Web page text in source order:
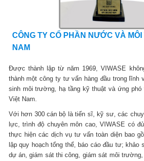
CÔNG TY CỔ PHẦN NƯỚC VÀ
NAM
Được thành lập từ năm 1969, VIWASE
thành một công ty tư vấn hàng đầu trong
sinh môi trường, hạ tầng kỹ thuật và ứng
Việt Nam.
Với hơn 300 cán bộ là tiến sĩ, kỹ sư, các
lực, trình độ chuyên môn cao, VIWASE có
thực hiện các dịch vụ tư vấn toàn diện bao
lập quy hoạch tổng thể, báo cáo đầu tư; khảo
dự án, giám sát thi công, giám sát môi